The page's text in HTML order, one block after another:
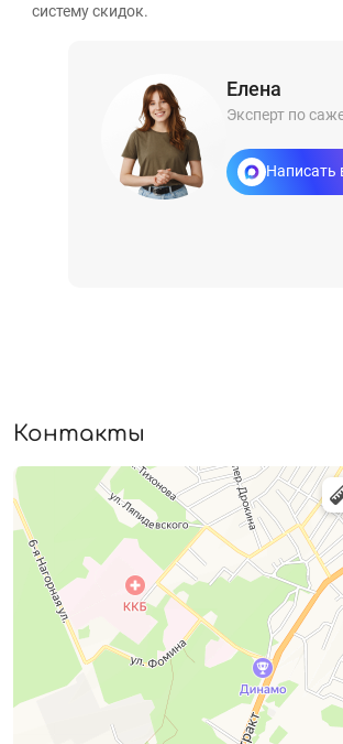
систему скидок.
Елена
Эксперт по
Написать
Контакты